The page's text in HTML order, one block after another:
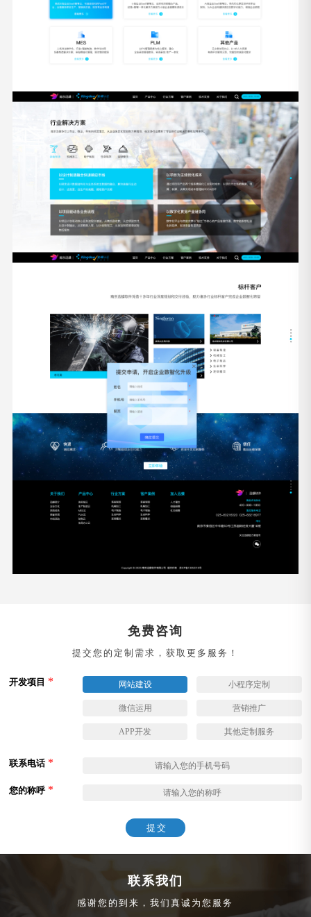
免费咨询
提交您的定制需求，获取更多服务！
开发项目 * 网站建设 小程序定制
微信运用 营销推广
APP开发 其他定制服务
联系电话 *
您的称呼 *
提交
联系我们
感谢您的到来，我们真诚为您服务